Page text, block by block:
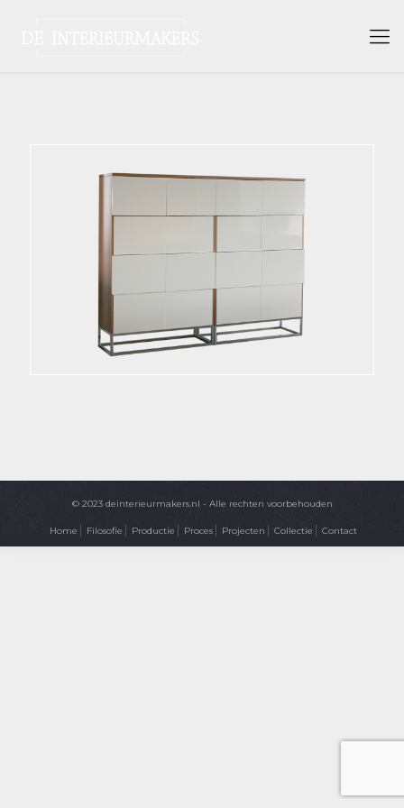
© 2023 deinterieurmakers.nl - Alle rechten voorbehouden
Home Filosofie Productie Proces Projecten Collectie Contact